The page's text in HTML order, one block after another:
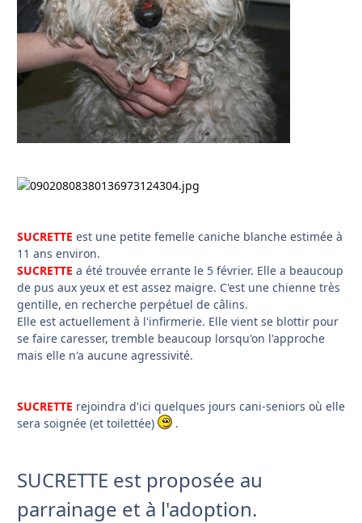
SUCRETTE est une petite femelle caniche blanche estimée à
11 ans environ.
SUCRETTE a été trouvée errante le 5 février. Elle a beaucoup
de pus aux yeux et est assez maigre. C'est une chienne très
gentille, en recherche perpétuel de câlins.
Elle est actuellement à l'infirmerie. Elle vient se blottir pour
se faire caresser, tremble beaucoup lorsqu'on l'approche
mais elle n'a aucune agressivité.
SUCRETTE rejoindra d'ici quelques jours cani-seniors où elle
sera soignée (et toilettée)
.
SUCRETTE est proposée au
parrainage et à l'adoption.